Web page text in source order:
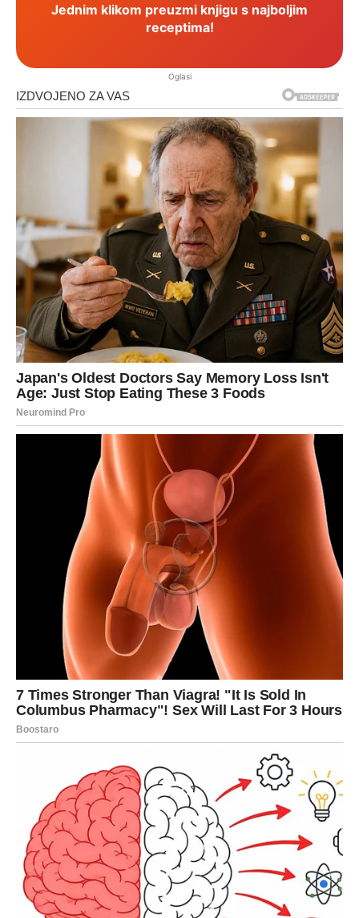
Jednim klikom preuzmi knjigu s najboljim
receptima!
Oglasi